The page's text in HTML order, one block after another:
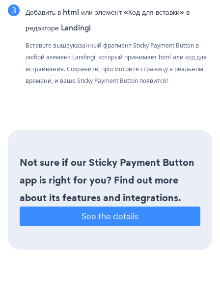
Добавить в html или элемент «Код для вставки» в
редакторе Landingi
Вставьте вышеуказанный фрагмент Sticky Payment Button в
любой элемент Landingi, который принимает html или код для
встраивания. Сохраните, просмотрите страницу в реальном
времени, и ваше Sticky Payment Button появится!
Not sure if our Sticky Payment Button
app is right for you? Find out more
about its features and integrations.
See the details